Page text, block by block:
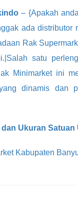
– {Apakah
ada distributor
Rak
satu
Minimarket ini
dinamis dan
Ukuran
Kabupaten